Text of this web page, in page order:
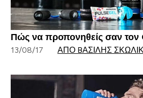
Πώς να προπονηθείς σαν
13/08/17 ΑΠΌ BΑΣΊΛΗΣ